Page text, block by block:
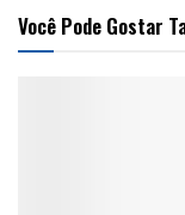
Você Pode Gostar